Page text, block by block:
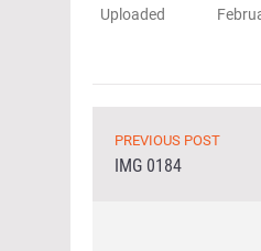
Uploaded
PREVIOUS POST
IMG 0184